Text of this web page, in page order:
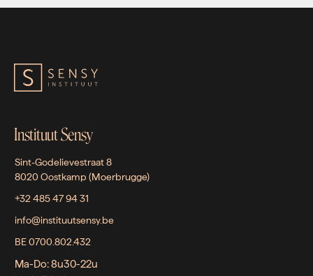
Instituut Sensy
Sint-Godelievestraat 8
8020 Oostkamp (Moerbrugge)
+32 485 47 94 31
info@instituutsensy.be
BE 0700.802.432
Ma-Do: 8u30-22u